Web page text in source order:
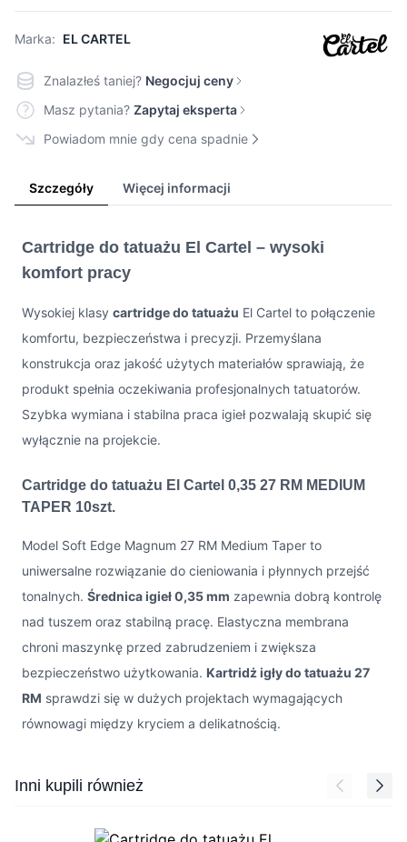
Marka: EL CARTEL
Znalazłeś taniej? Negocjuj ceny
Masz pytania? Zapytaj eksperta
Powiadom mnie gdy cena spadnie
Szczegóły Więcej informacji
Cartridge do tatuażu El Cartel – wysoki
komfort pracy
Wysokiej klasy cartridge do tatuażu El Cartel to połączenie
komfortu, bezpieczeństwa i precyzji. Przemyślana
konstrukcja oraz jakość użytych materiałów sprawiają, że
produkt spełnia oczekiwania profesjonalnych tatuatorów.
Szybka wymiana i stabilna praca igieł pozwalają skupić się
wyłącznie na projekcie.
Cartridge do tatuażu El Cartel 0,35 27 RM MEDIUM
TAPER 10szt.
Model Soft Edge Magnum 27 RM Medium Taper to
uniwersalne rozwiązanie do cieniowania i płynnych przejść
tonalnych. Średnica igieł 0,35 mm zapewnia dobrą kontrolę
nad tuszem oraz stabilną pracę. Elastyczna membrana
chroni maszynkę przed zabrudzeniem i zwiększa
bezpieczeństwo użytkowania. Kartridż igły do tatuażu 27
RM sprawdzi się w dużych projektach wymagających
równowagi między kryciem a delikatnością.
Press to skip carousel
Inni kupili również